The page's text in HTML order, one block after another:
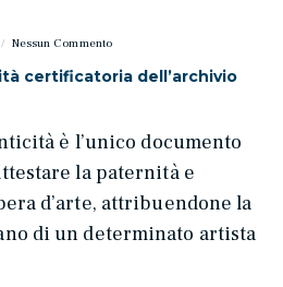
Nessun Commento
certificatoria dell’archivio
è l’unico documento
la paternità e
d’arte, attribuendone la
di un determinato artista